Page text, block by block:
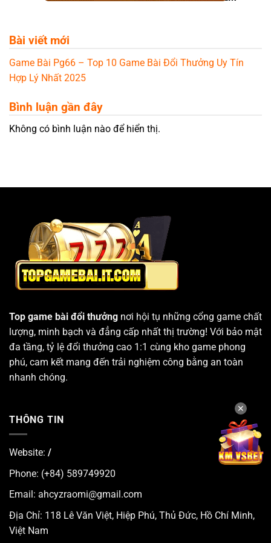
Bài viết mới
Game Bài Pg66 – Top 10 Game Bài Đổi Thưởng Uy Tín
Hợp Lý Nhất 2025
Bình luận gần đây
Không có bình luận nào để hiển thị.
Top game bài đổi thưởng nơi hội tụ những cổng game chất
lượng, minh bạch và đẳng cấp nhất thị trường! Với bảo mật
đa tầng, tỷ lệ đổi thưởng cao 1:1 cùng kho game phong
phú, cam kết mang đến trải nghiệm công bằng an toàn
nhanh chóng.
THÔNG TIN
Website: /
Phone: (+84) 589749920
Email: ahcyzraomi@gmail.com
Địa Chỉ: 118 Lê Văn Việt, Hiệp Phú, Thủ Đức, Hồ Chí Minh,
Việt Nam
✕